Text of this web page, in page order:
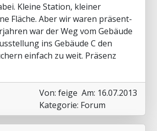
Kleine Station, kleiner
Fläche. Aber wir waren präsent-
war der Weg vom Gebäude
ins Gebäude C den
einfach zu weit. Präsenz
Von: feige Am: 16.07.2013
Kategorie: Forum